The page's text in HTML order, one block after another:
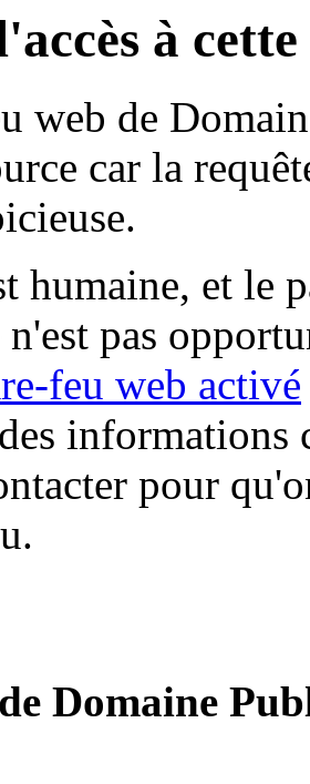
à
web de
car la
humaine, et le
pas
feu web activé
informations
pour
Domaine